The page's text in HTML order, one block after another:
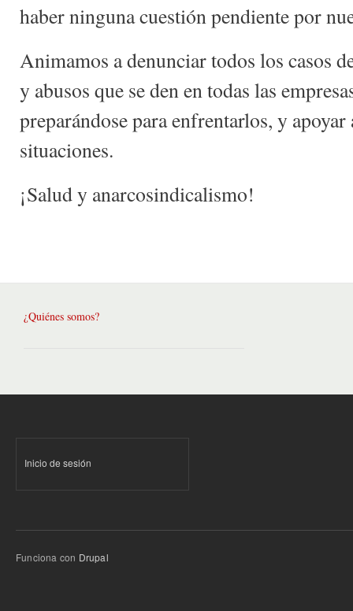
haber ninguna cuestión pendiente por
Animamos a denunciar todos los casos
y abusos que se den en todas las
preparándose para enfrentarlos, y apoyar
situaciones.
¡Salud y anarcosindicalismo!
¿Quiénes somos?
Inicio de sesión
Funciona con Drupal